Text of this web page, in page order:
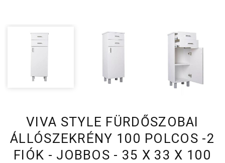
VIVA STYLE FÜRDŐSZOBAI
ÁLLÓSZEKRÉNY 100 POLCOS -2
FIÓK - JOBBOS - 35 X 33 X 100